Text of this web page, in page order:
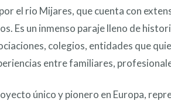
el rio Mijares, que cuenta con
Es un inmenso paraje lleno de
colegios, entidades que
entre familiares,
único y pionero en Europa,